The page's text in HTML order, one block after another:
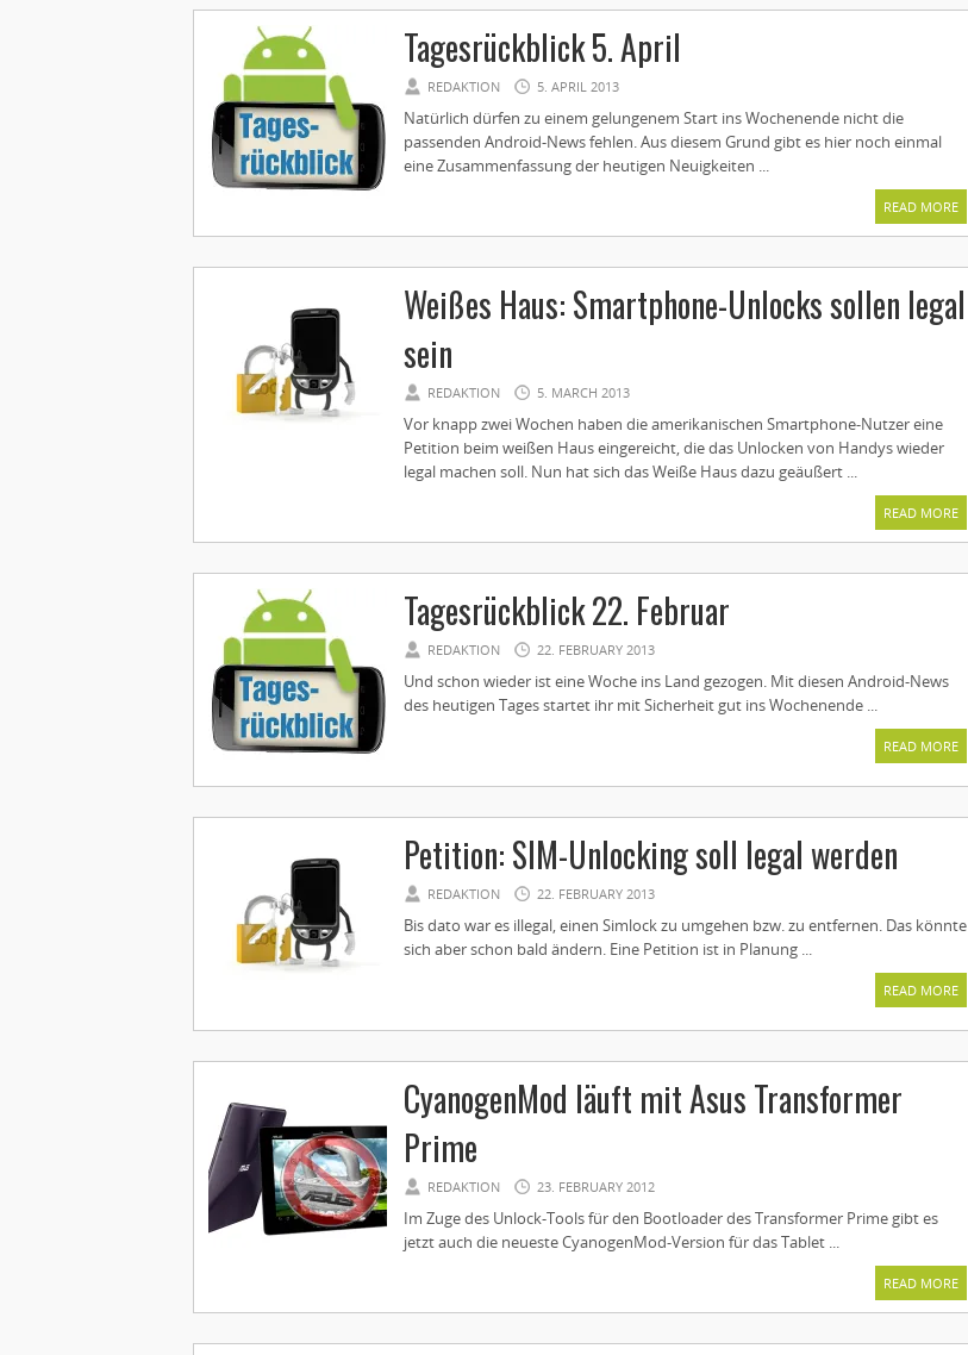
Tagesrückblick 5. April
REDAKTION 5. APRIL 2013
Natürlich dürfen zu einem gelungenem Start ins Wochenende nicht die
passenden Android-News fehlen. Aus diesem Grund gibt es hier noch einmal
eine Zusammenfassung der heutigen Neuigkeiten ...
READ MORE
Weißes Haus: Smartphone-Unlocks sollen legal
sein
REDAKTION 5. MARCH 2013
Vor knapp zwei Wochen haben die amerikanischen Smartphone-Nutzer eine
Petition beim weißen Haus eingereicht, die das Unlocken von Handys wieder
legal machen soll. Nun hat sich das Weiße Haus dazu geäußert ...
READ MORE
Tagesrückblick 22. Februar
REDAKTION 22. FEBRUARY 2013
Und schon wieder ist eine Woche ins Land gezogen. Mit diesen Android-News
des heutigen Tages startet ihr mit Sicherheit gut ins Wochenende ...
READ MORE
Petition: SIM-Unlocking soll legal werden
REDAKTION 22. FEBRUARY 2013
Bis dato war es illegal, einen Simlock zu umgehen bzw. zu entfernen. Das könnte
sich aber schon bald ändern. Eine Petition ist in Planung ...
READ MORE
CyanogenMod läuft mit Asus Transformer
Prime
REDAKTION 23. FEBRUARY 2012
Im Zuge des Unlock-Tools für den Bootloader des Transformer Prime gibt es
jetzt auch die neueste CyanogenMod-Version für das Tablet ...
READ MORE